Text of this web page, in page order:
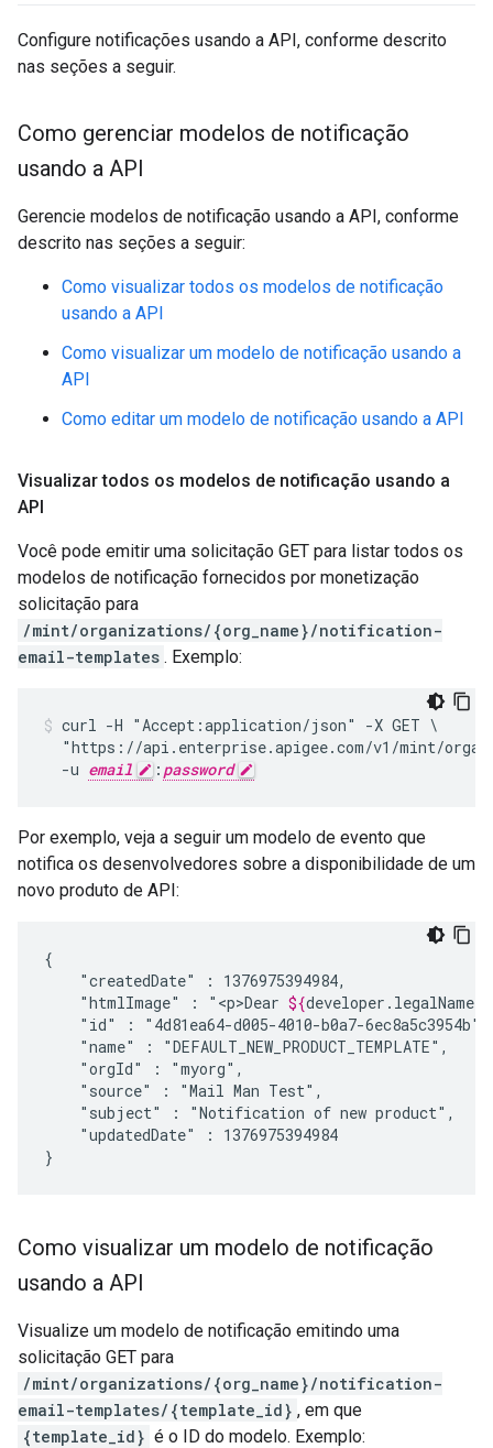
Configure notificações usando a API, conforme descrito
nas seções a seguir.
Como gerenciar modelos de notificação
usando a API
Gerencie modelos de notificação usando a API, conforme
descrito nas seções a seguir:
Como visualizar todos os modelos de notificação
usando a API
Como visualizar um modelo de notificação usando a
API
Como editar um modelo de notificação usando a API
Visualizar todos os modelos de notificação usando a
API
Você pode emitir uma solicitação GET para listar todos os
modelos de notificação fornecidos por monetização
solicitação para
/mint/organizations/{org_name}/notification-
email-templates . Exemplo:
curl -H "Accept:application/json" -X GET \
"https://api.enterprise.apigee.com/v1/mint/
  -u
email : password
Por exemplo, veja a seguir um modelo de evento que
notifica os desenvolvedores sobre a disponibilidade de um
novo produto de API:
"createdDate"
:
"htmlImage"
: "<p>Dear ${developer . legalName
"id"
:
"name"
:
"orgId"
:
"source"
: "Mail Man
"subject"
: "Notification of new
"updatedDate"
:
1376975394984
}
Como visualizar um modelo de notificação
usando a API
Visualize um modelo de notificação emitindo uma
solicitação GET para
/mint/organizations/{org_name}/notification-
email-templates/{template_id} , em que
{template_id} é o ID do modelo. Exemplo: